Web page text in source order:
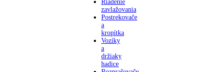
Riadenie
zavlažovania
Postrekovače
a
kropítka
Vozíky
a
držiaky
hadice